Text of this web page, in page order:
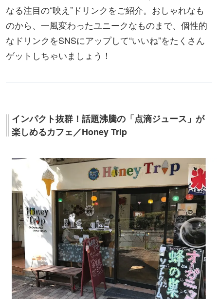
なる注目の“映え”ドリンクをご紹介。おしゃれなも
のから、一風変わったユニークなものまで、個性的
なドリンクをSNSにアップして“いいね”をたくさん
ゲットしちゃいましょう！
インパクト抜群！話題沸騰の「点滴ジュース」が
楽しめるカフェ／Honey Trip